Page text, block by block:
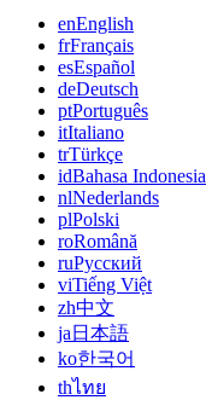
enEnglish
frFrançais
esEspañol
deDeutsch
ptPortuguês
itItaliano
trTürkçe
idBahasa Indonesia
nlNederlands
plPolski
roRomână
ruРусский
viTiếng Việt
zh中文
ja 日本語
ko한국어
thไทย